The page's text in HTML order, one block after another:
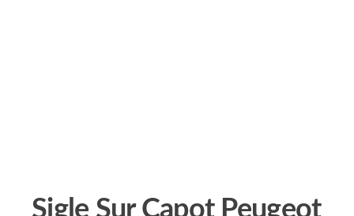
Sigle Sur Capot Peugeot